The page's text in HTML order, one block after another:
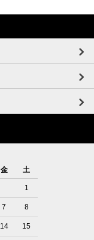
金 土
1
7 8
14 15